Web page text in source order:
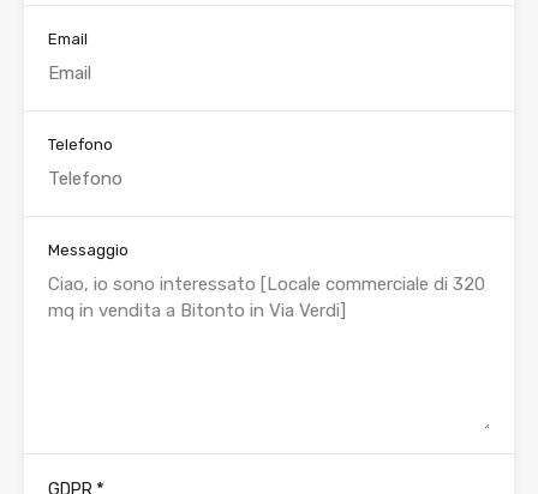
Email
Telefono
Messaggio
GDPR *